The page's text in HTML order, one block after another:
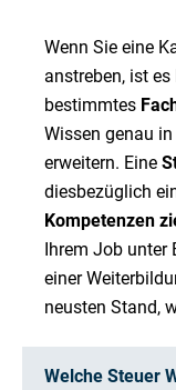
Wenn Sie eine
anstreben, ist
bestimmtes
Wissen genau
erweitern. Eine
diesbezüglich
Kompetenzen
Ihrem Job unter
einer
neusten Stand,
Welche Steuer